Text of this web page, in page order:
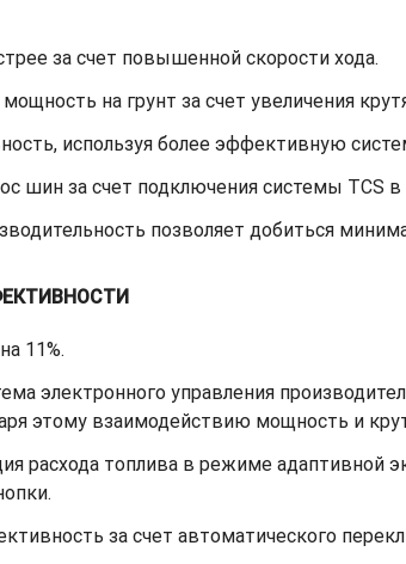
за счет повышенной скорости хода.
на грунт за счет увеличения
используя более эффективную
шин за счет подключения системы TCS
позволяет добиться
11%.
электронного управления
этому взаимодействию мощность и
расхода топлива в режиме адаптивной
за счет автоматического